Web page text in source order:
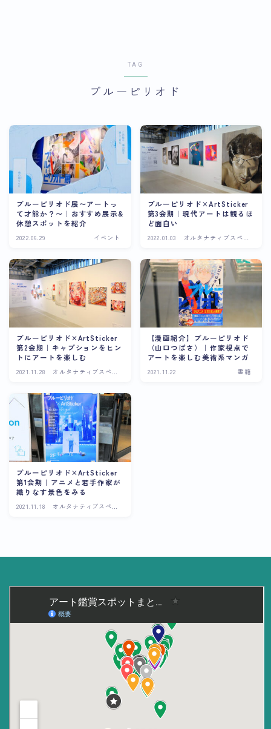
TAG
ブルーピリオド
ブルーピリオド展〜アートっ
て才能か？〜｜おすすめ展示&
休憩スポットを紹介
2022.06.29 イベント
ブルーピリオド×ArtSticker
第3会期｜現代アートは観るほ
ど面白い
2022.01.03
オルタナティブスペー
ブルーピリオド×ArtSticker
第2会期｜キャプションをヒン
トにアートを楽しむ
2021.11.28
オルタナティブスペー
【漫画紹介】ブルーピリオド
（山口つばさ）｜作家視点で
アートを楽しむ美術系マンガ
2021.11.22 書籍
ブルーピリオド×ArtSticker
第1会期｜アニメと若手作家が
織りなす景色をみる
2021.11.18
オルタナティブスペー